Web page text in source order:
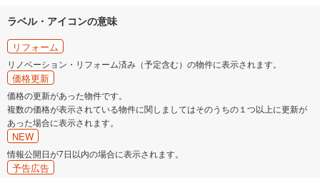
ラベル・アイコンの意味
リフォーム
リノベーション・リフォーム済み（予定含む）の物件に表示されます。
価格更新
価格の更新があった物件です。
複数の価格が表示されている物件に関しましてはそのうちの１つ以上に更新が
あった場合に表示されます。
NEW
情報公開日が7日以内の場合に表示されます。
予告広告